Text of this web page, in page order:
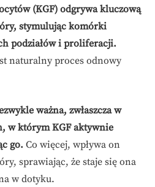
(KGF) odgrywa kluczową
stymulując komórki
podziałów i proliferacji.
naturalny proces odnowy
ważna, zwłaszcza w
w którym KGF aktywnie
go. Co więcej, wpływa on
sprawiając, że staje się ona
w dotyku.